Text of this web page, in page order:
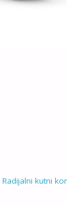
Radijalni kutni